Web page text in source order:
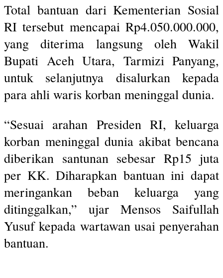
Total bantuan dari Kementerian Sosial
RI tersebut mencapai Rp4.050.000.000,
yang diterima langsung oleh Wakil
Bupati Aceh Utara, Tarmizi Panyang,
untuk selanjutnya disalurkan kepada
para ahli waris korban meninggal dunia.
“Sesuai arahan Presiden RI, keluarga
korban meninggal dunia akibat bencana
diberikan santunan sebesar Rp15 juta
per KK. Diharapkan bantuan ini dapat
meringankan beban keluarga yang
ditinggalkan,” ujar Mensos Saifullah
Yusuf kepada wartawan usai penyerahan
bantuan.